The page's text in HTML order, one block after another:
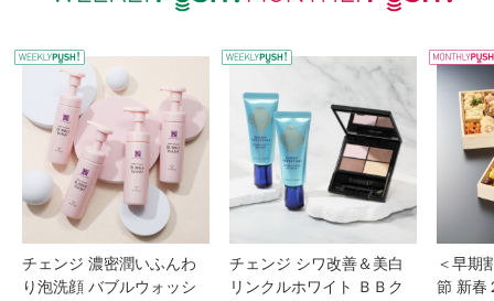
WEEKLY PUSH
チェンジ 濃密潤いふんわ
り泡洗顔 バブルウォッシ
チェンジ シワ改善＆美白
リンクルホワイト ＢＢク
＜早期
節 新春